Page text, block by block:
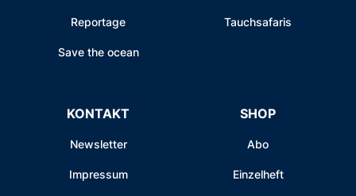
Reportage
Save the ocean
Tauchsafaris
KONTAKT
Newsletter
Impressum
SHOP
Abo
Einzelheft